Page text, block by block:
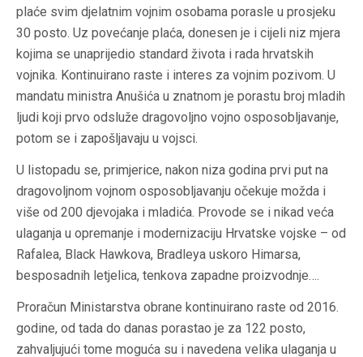
plaće svim djelatnim vojnim osobama porasle u prosjeku
30 posto. Uz povećanje plaća, donesen je i cijeli niz mjera
kojima se unaprijedio standard života i rada hrvatskih
vojnika. Kontinuirano raste i interes za vojnim pozivom. U
mandatu ministra Anušića u znatnom je porastu broj mladih
ljudi koji prvo odsluže dragovoljno vojno osposobljavanje,
potom se i zapošljavaju u vojsci.
U listopadu se, primjerice, nakon niza godina prvi put na
dragovoljnom vojnom osposobljavanju očekuje možda i
više od 200 djevojaka i mladića. Provode se i nikad veća
ulaganja u opremanje i modernizaciju Hrvatske vojske – od
Rafalea, Black Hawkova, Bradleya uskoro Himarsa,
besposadnih letjelica, tenkova zapadne proizvodnje….
Proračun Ministarstva obrane kontinuirano raste od 2016.
godine, od tada do danas porastao je za 122 posto,
zahvaljujući tome moguća su i navedena velika ulaganja u